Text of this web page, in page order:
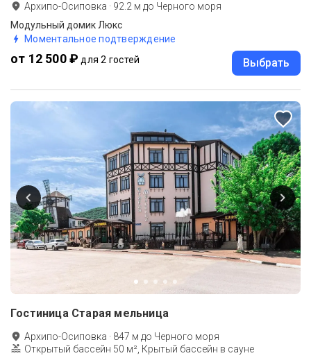
Архипо-Осиповка · 92.2 м до Черного моря
Модульный домик Люкс
Моментальное подтверждение
от 12 500 ₽ для 2 гостей Выбрать
Гостиница Старая мельница
Архипо-Осиповка · 847 м до Черного моря
Открытый бассейн 50 м², Крытый бассейн в сауне